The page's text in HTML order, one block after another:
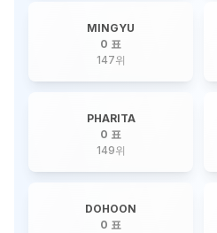
MINGYU
0 표
147위
PHARITA
0 표
149위
DOHOON
0 표